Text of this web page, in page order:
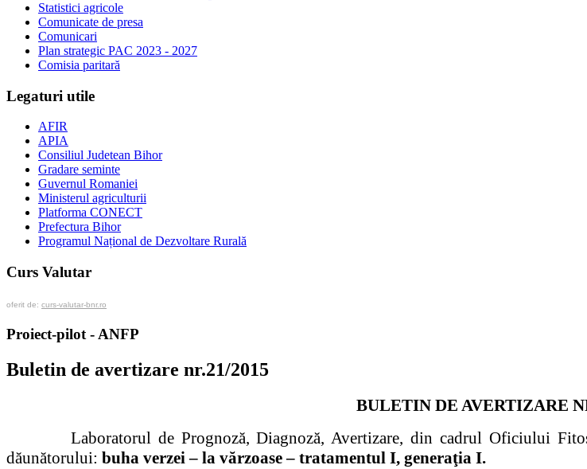
Statistici agricole
Comunicate de presa
Comunicari
Plan strategic PAC 2023 - 2027
Comisia paritară
Legaturi utile
AFIR
APIA
Consiliul Judetean Bihor
Gradare seminte
Guvernul Romaniei
Ministerul agriculturii
Platforma CONECT
Prefectura Bihor
Programul Național de Dezvoltare Rurală
Curs Valutar
oferit de: curs-valutar-bnr.ro
Proiect-pilot - ANFP
Buletin de avertizare nr.21/2015
BULETIN DE AVERTIZARE
Laboratorul de Prognoză, Diagnoză, Avertizare, din cadrul Oficiului
dăunătorului: buha verzei – la vărzoase – tratamentul I, generaţia I.